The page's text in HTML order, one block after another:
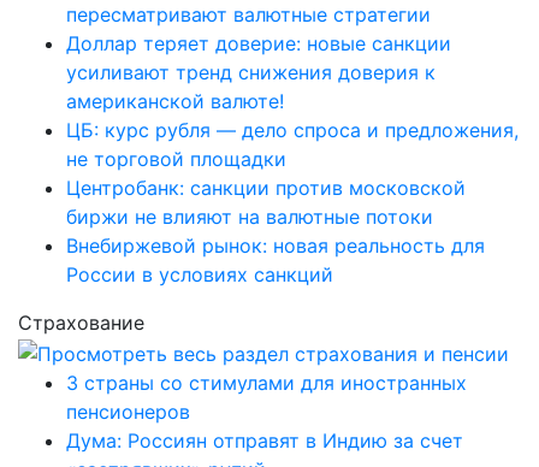
пересматривают валютные стратегии
Доллар теряет доверие: новые санкции
усиливают тренд снижения доверия к
американской валюте!
ЦБ: курс рубля — дело спроса и предложения,
не торговой площадки
Центробанк: санкции против московской
биржи не влияют на валютные потоки
Внебиржевой рынок: новая реальность для
России в условиях санкций
Страхование
3 страны со стимулами для иностранных
пенсионеров
Дума: Россиян отправят в Индию за счет